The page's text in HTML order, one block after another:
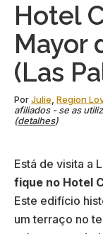
Hotel
Mayor
(Las
PorJulie Region
afiliados - se as
(detalhes)
Está de visita a
fique no Hotel
Este edifício
um terraço no